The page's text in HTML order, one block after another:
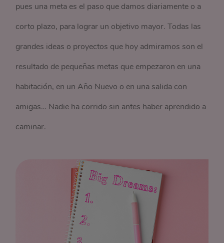
pues una meta es el paso que damos diariamente o a
corto plazo, para lograr un objetivo mayor. Todas las
grandes ideas o proyectos que hoy admiramos son el
resultado de pequeñas metas que empezaron en una
habitación, en un Año Nuevo o en una salida con
amigas… Nadie ha corrido sin antes haber aprendido a
caminar.